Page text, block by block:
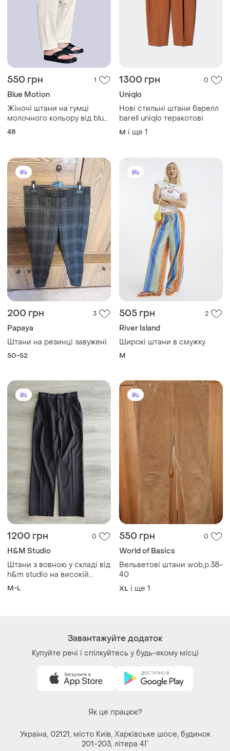
550 грн 1
Blue Motion
Жіночі штани на гумці
молочного кольору від blue
motion 48
48
1300 грн 0
Uniqlo
Нові стильні штани барелл
barell uniqlo теракотові
M і ще 1
200 грн 3
Papaya
Штани на резинці завужені
50-52
505 грн 2
River Island
Широкі штани в смужку
M
1200 грн 0
H&M Studio
Штани з вовною у складі від
h&m studio на високій
посадці
M-L
550 грн 0
World of Basics
Вельветові штани wob,р.38-
40
XL і ще 1
Завантажуйте додаток
Купуйте речі і спілкуйтесь у будь-якому місці
Як це працює?
Україна, 02121, місто Київ, Харківське шосе, будинок
201-203, літера 4Г